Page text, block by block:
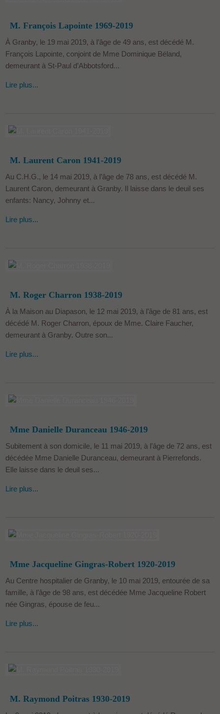
M. François Lapointe 1969-2019
À Granby, le 19 mai 2019, à l’âge de 49 ans, est décédé M.
François Lapointe, conjoint de Mme Dominique Béland,
demeurant à St-Paul d’Abbotsford...
Lire plus...
M. Laurent Caron 1941-2019
Au C.H.G., le 14 mai 2019, à l’âge de 78 ans, est décédé M.
Laurent Caron, demeurant à Granby. Il laisse dans le deuil ses
enfants: Nancy, Johnny et...
Lire plus...
M. Roger Charron 1938-2019
À la Maison au Diapason, le 12 mai 2019, à l’âge de 81 ans, est
décédé M. Roger Charron, époux de Mme. Claire Faucher,
demeurant à Granby. Outre son...
Lire plus...
Mme Danielle Duranceau 1946-2019
Subitement à son domicile, le 11 mai 2019, à l’âge de 72 ans, est
décédée Mme Danielle Duranceau, demeurant à Pierrefonds.
Elle laisse dans le deuil ses...
Lire plus...
Mme Jacqueline Gingras-Robert 1920-2019
Au Centre hospitalier de Granby, le 10 mai 2019, entourée de sa
famille, à l’âge de 98 ans, est décédée Mme Jacqueline Robert
née Gingras, épouse de feu...
Lire plus...
M. Raymond Poitras 1930-2019